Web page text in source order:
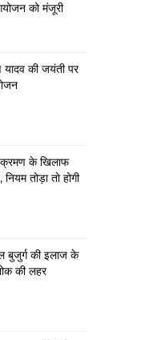
को मंजूरी
यादव की जयंती पर
के खिलाफ
तोड़ा तो होगी
बुजुर्ग की इलाज के
की लहर